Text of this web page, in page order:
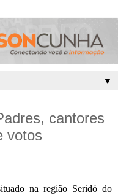
▼
cantores
votos
na região Seridó do